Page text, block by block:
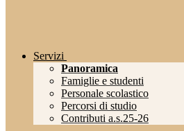
Servizi
Panoramica
Famiglie e studenti
Personale scolastico
Percorsi di studio
Contributi a.s.25-26